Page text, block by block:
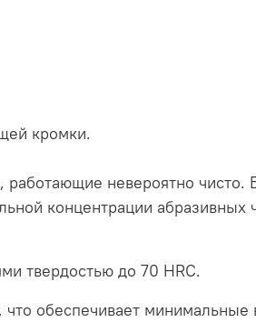
кромки.
невероятно
концентрации абразивных
твердостью до 70 HRC.
обеспечивает